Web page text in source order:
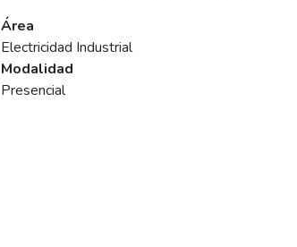
Área
Electricidad Industrial
Modalidad
Presencial